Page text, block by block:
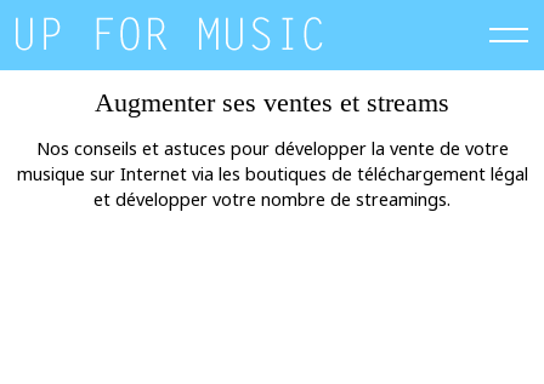
Skip
to
Augmenter ses ventes et streams
Nos conseils et astuces pour développer la vente de votre
musique sur Internet via les boutiques de téléchargement légal
et développer votre nombre de streamings.